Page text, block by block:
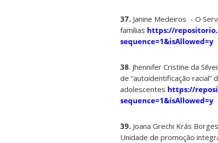
37. Janine Medeiros - O
famílias https://
sequence=1&isAllowed=y
38. Jhennifer Cristine da
de “autoidentificação racial”
adolescentes https://
sequence=1&isAllowed=y
39. Joana Grechi Krás
Unidade de promoção